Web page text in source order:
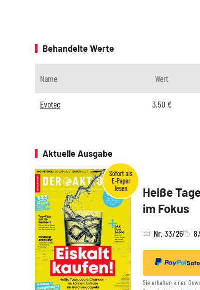
Behandelte Werte
Name Wert
Evotec 3,50 €
Aktuelle Ausgabe
Heiße
im Fokus
Nr. 33/26
Sie erhalten einen